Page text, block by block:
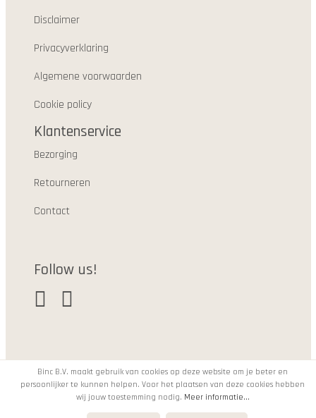
Disclaimer
Privacyverklaring
Algemene voorwaarden
Cookie policy
Klantenservice
Bezorging
Retourneren
Contact
Follow us!
© 2021
Binc B.V. maakt gebruik van cookies op deze website om je beter en
persoonlijker te kunnen helpen. Voor het plaatsen van deze cookies hebben
wij jouw toestemming nodig. Meer informatie...